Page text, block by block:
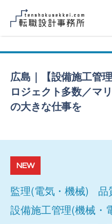
広島｜【設備施工管
ロジェクト多数／マ
の大きな仕事を
NEW
監理(電気・機械)
品
設備施工管理(機械・